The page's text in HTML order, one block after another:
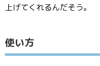
上げてくれるんだそう。
使い方